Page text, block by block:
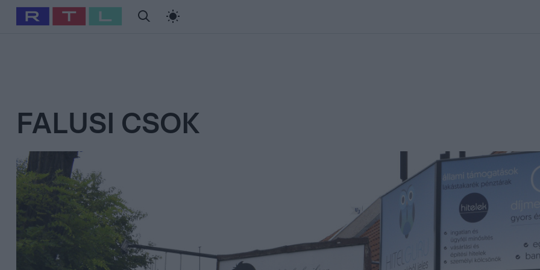
Babits Marcella Szellő István Most Wanted
FALUSI CSOK